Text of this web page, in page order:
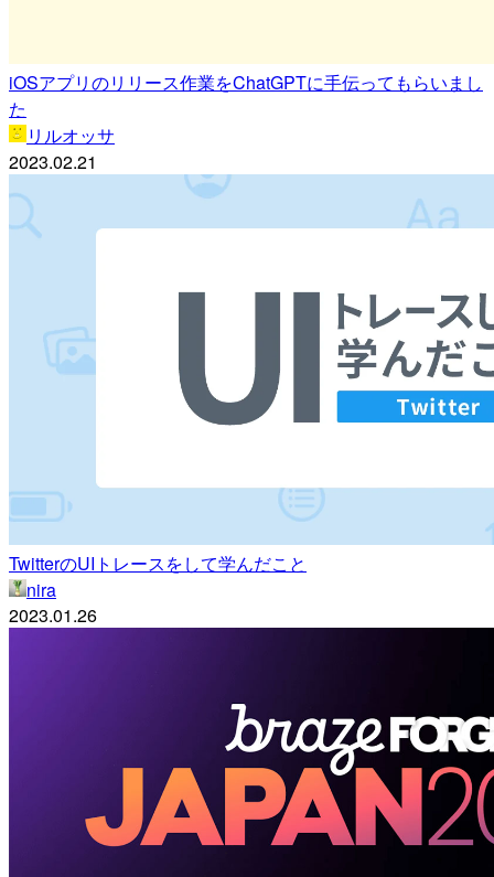
iOSアプリのリリース作業をChatGPTに手伝ってもらいまし
た
リルオッサ
2023.02.21
TwitterのUIトレースをして学んだこと
nira
2023.01.26